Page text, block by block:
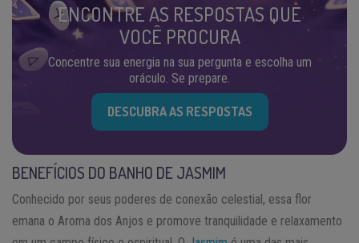
ENCONTRE AS RESPOSTAS QUE
VOCÊ PROCURA
Concentre sua energia na sua pergunta e escolha um
oráculo. Se prepare.
DESCUBRA AS RESPOSTAS
BENEFÍCIOS DO BANHO DE JASMIM
Conhecido por seus poderes de conexão celestial, essa flor
emana o Aroma dos Anjos e promove tranquilidade e relaxamento